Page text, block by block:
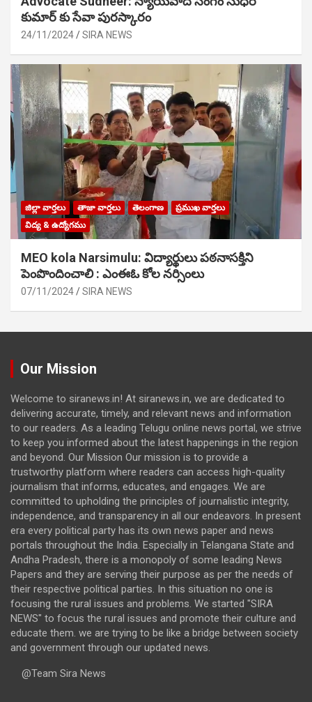
కుమార్ కు సేవా పురస్కారం
24/11/2024 SIRA NEWS
జిల్లా వార్తలు తాజా వార్తలు తెలంగాణ
ప్రముఖ వార్తలు
విద్య & ఉద్యోగము
MEO kola Narsimulu: విద్యార్థులు పఠ‌నాసక్తిని
పెంపొందించాలి : ఎంఈఓ కోల నర్సింలు
07/11/2024 SIRA NEWS
Our Mission
Welcome to siranews.in! At siranews.in, we are dedicated to
delivering accurate, timely, and relevant news and information
to our readers. As a leading Telugu online news portal, we strive
to keep you informed about the latest happenings in the region
and beyond. Our Mission Our mission is to provide a
trustworthy platform where readers can access high-quality
journalism that informs, educates, and engages. We are
committed to upholding the principles of journalistic integrity,
independence, and transparency in all our endeavors. In present
era every political party has its own news paper and news
portals throughout the India. Especially in Telangana State and
Andha Pradesh, there is a monopoly of some leading News
Papers and they are serving their purpose as per the needs of
their respective political parties. In this situation no one is
focusing the rural issues and problems. We started "SIRA
NEWS" to focus the rural issues and promote their culture and
educate them. we are trying to be like a bridge between society
and government through our updated news.
@Team Sira News